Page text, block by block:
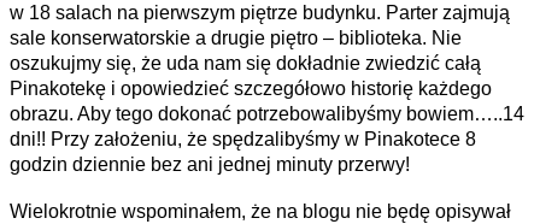
w 18 salach na pierwszym piętrze budynku. Parter zajmują
sale konserwatorskie a drugie piętro – biblioteka. Nie
oszukujmy się, że uda nam się dokładnie zwiedzić całą
Pinakotekę i opowiedzieć szczegółowo historię każdego
obrazu. Aby tego dokonać potrzebowalibyśmy bowiem…..14
dni!! Przy założeniu, że spędzalibyśmy w Pinakotece 8
godzin dziennie bez ani jednej minuty przerwy!
Wielokrotnie wspominałem, że na blogu nie będę opisywał